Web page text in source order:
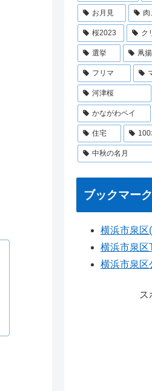
お月見 肉
桜2023 ク
選挙 凧
フリマ
河津桜
かながわペイ
住宅 100
中秋の名月
ブックマーク
横浜市泉区
横浜市泉区
横浜市泉区
ス